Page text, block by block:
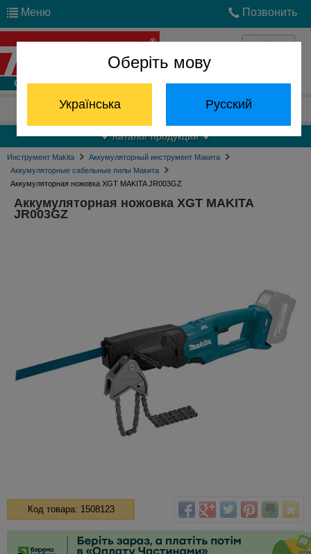
Оберіть мову
Українська Русский
Меню Позвонить
Войти
Отдел запчастей: (068) 824-24-24
Каталог продукции
Инструмент Makita
Аккумуляторный инструмент Макита
Аккумуляторные сабельные пилы Макита
Аккумуляторная ножовка XGT MAKITA JR003GZ
Аккумуляторная ножовка XGT MAKITA
JR003GZ
Код товара: 1508123